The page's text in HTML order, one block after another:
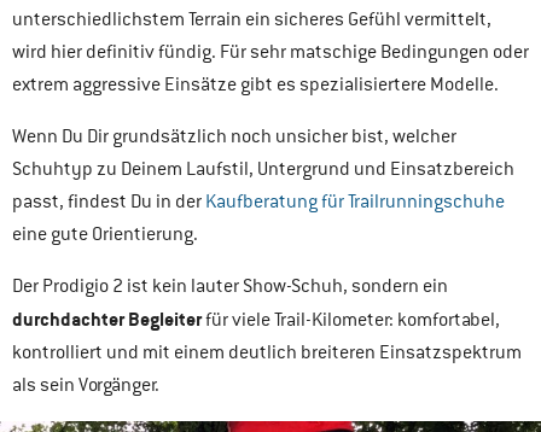
unterschiedlichstem Terrain ein sicheres Gefühl vermittelt,
wird hier definitiv fündig. Für sehr matschige Bedingungen oder
extrem aggressive Einsätze gibt es spezialisiertere Modelle.
Wenn Du Dir grundsätzlich noch unsicher bist, welcher
Schuhtyp zu Deinem Laufstil, Untergrund und Einsatzbereich
passt, findest Du in der Kaufberatung für Trailrunningschuhe
eine gute Orientierung.
Der Prodigio 2 ist kein lauter Show-Schuh, sondern ein
durchdachter Begleiterfür viele Trail-Kilometer: komfortabel,
kontrolliert und mit einem deutlich breiteren Einsatzspektrum
als sein Vorgänger.